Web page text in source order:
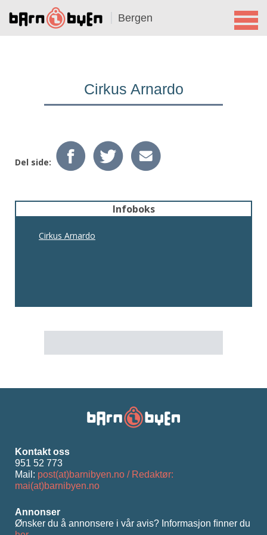
Bergen
Cirkus Arnardo
Del side:
Infoboks
Cirkus Arnardo
Kontakt oss
951 52 773
Mail: post(at)barnibyen.no / Redaktør:
mai(at)barnibyen.no
Annonser
Ønsker du å annonsere i vår avis? Informasjon ﬁnner du